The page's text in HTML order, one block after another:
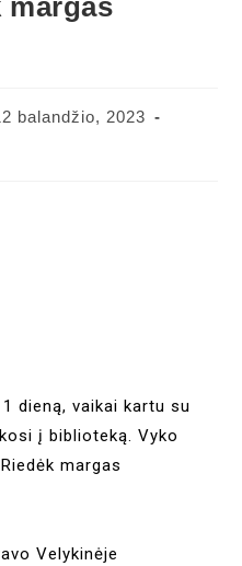
balandžio, 2023
dieną, vaikai kartu su
į biblioteką. Vyko
margas
Velykinėje